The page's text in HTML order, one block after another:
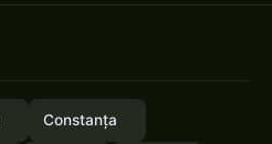
Constanța